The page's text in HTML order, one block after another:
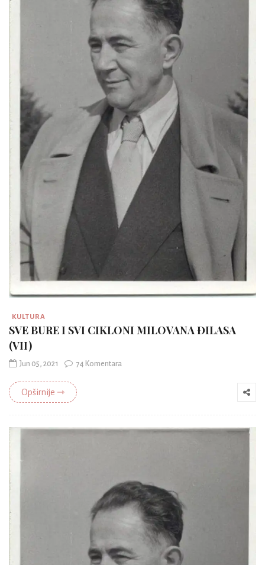
KULTURA
SVE BURE I SVI CIKLONI MILOVANA ĐILASA
(VII)
Jun 05, 2021 74 Komentara
Opširnije ⇾